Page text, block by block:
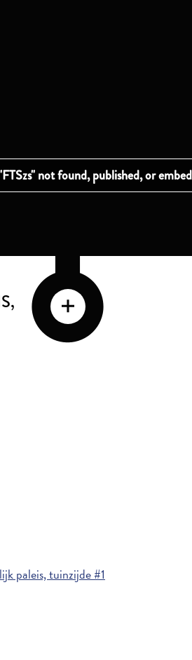
paleis, tuinzijde #1